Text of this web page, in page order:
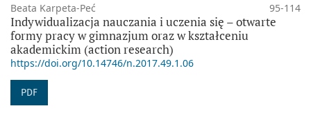
Beata Karpeta-Peć 95-114
Indywidualizacja nauczania i uczenia się – otwarte
formy pracy w gimnazjum oraz w kształceniu
akademickim (action research)
https://doi.org/10.14746/n.2017.49.1.06
PDF